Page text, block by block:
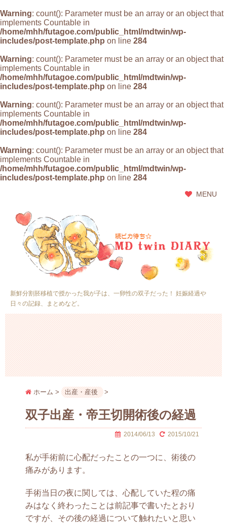
Warning: count(): Parameter must be an array or an object that
implements Countable in
/home/mhh/futagoe.com/public_html/mdtwin/wp-
includes/post-template.php on line 284
Warning: count(): Parameter must be an array or an object that
implements Countable in
/home/mhh/futagoe.com/public_html/mdtwin/wp-
includes/post-template.php on line 284
Warning: count(): Parameter must be an array or an object that
implements Countable in
/home/mhh/futagoe.com/public_html/mdtwin/wp-
includes/post-template.php on line 284
Warning: count(): Parameter must be an array or an object that
implements Countable in
/home/mhh/futagoe.com/public_html/mdtwin/wp-
includes/post-template.php on line 284
MENU
新鮮分割胚移植で授かった我が子は、一卵性の双子だった！ 妊娠経過や
日々の記録、まとめなど。
ホーム > 出産・産後 >
双子出産・帝王切開術後の経過
2014/06/13 2015/10/21
私が手術前に心配だったことの一つに、術後の
痛みがあります。
手術当日の夜に関しては、心配していた程の痛
みはなく終わったことは前記事で書いたとおり
ですが、その後の経過について触れたいと思い